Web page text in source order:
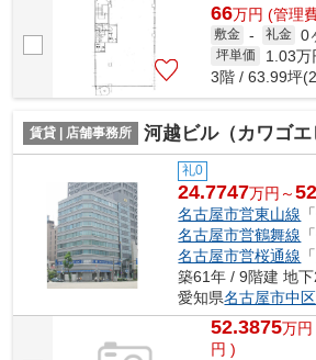
66万円 (管理
敷金 - 礼金 0
坪単価 1.03万
3階 / 63.99坪
賃貸 | 店舗事務所 河越ビル（カワゴエビル）【 オ
礼0
24.7747万円～
名古屋市営東山線 「
名古屋市営鶴舞線 「
名古屋市営桜通線 「
築61年 / 9階建 地
愛知県名古屋市中区
52.3875万円
円 )